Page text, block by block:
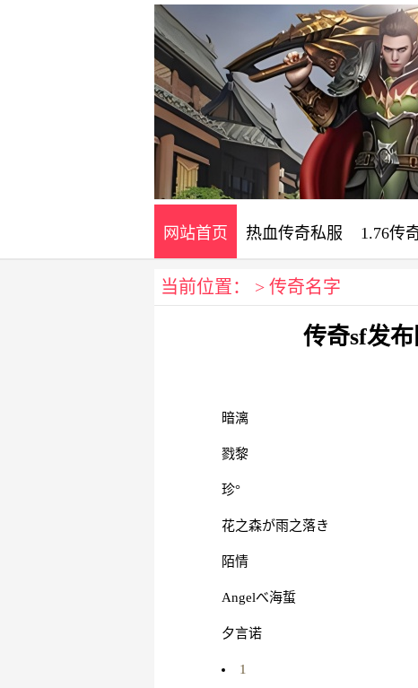
网站首页 热血传奇私服 1.76传
电信传奇sf发布网 合击sf发布网
当前位置： > 传奇名字
传奇sf发
暗漓
戮黎
珍°
花之森が雨之落き
陌情
Angelべ海蜇
夕言诺
1